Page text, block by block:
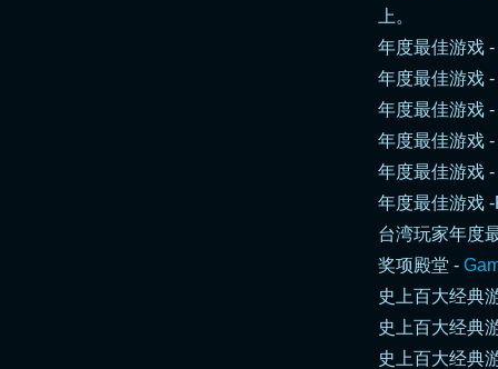
上。
年度最佳游戏
年度最佳游戏 -
年度最佳游戏
年度最佳游戏
年度最佳游戏 -
年度最佳游戏 -
台湾玩家年度
奖项殿堂 -
史上百大经典
史上百大经典
史上百大经典